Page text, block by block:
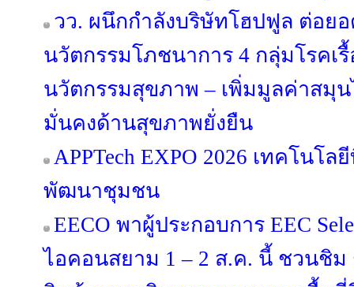
วว. ผนึกกำลังบริษัทโฮปฟูล ต่อย
นวัตกรรมโภชนาการ 4 กลุ่มโรคเรื้
นวัตกรรมสุขภาพ – เพิ่มมูลค่าสมุ
มั่นคงด้านสุขภาพยั่งยืน
APPTech EXPO 2026 เทคโนโล
พัฒนาชุมชน
EECO พาผู้ประกอบการ EEC
ไอคอนสยาม 1 – 2 ส.ค. นี้ ชวนชิ